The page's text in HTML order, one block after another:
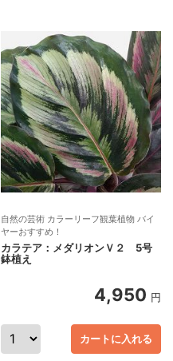
自然の芸術 カラーリーフ観葉植物 バイ
ヤーおすすめ！
カラテア：メダリオンＶ２ 5号
鉢植え
4,950 円
カートに入れる